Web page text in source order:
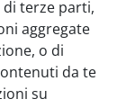
terze parti,
aggregate
o di
da te
su